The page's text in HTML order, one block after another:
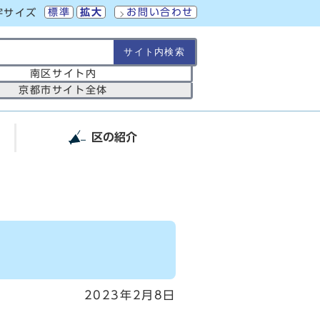
サイズ 標準 拡大 お問い合わせ
南区サイト内
京都市サイト全体
区の紹介
2023年2月8日